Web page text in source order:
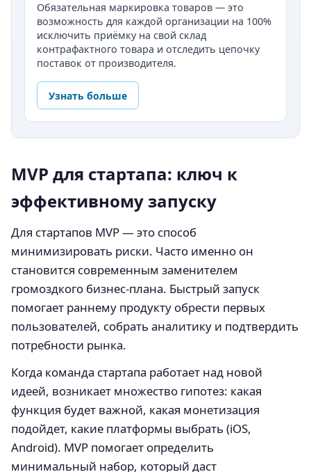
Обязательная маркировка товаров — это
возможность для каждой организации на 100%
исключить приёмку на свой склад
контрафактного товара и отследить цепочку
поставок от производителя.
Узнать больше
MVP для стартапа: ключ к
эффективному запуску
Для стартапов MVP — это способ
минимизировать риски. Часто именно он
становится современным заменителем
громоздкого бизнес-плана. Быстрый запуск
помогает раннему продукту обрести первых
пользователей, собрать аналитику и подтвердить
потребности рынка.
Когда команда стартапа работает над новой
идеей, возникает множество гипотез: какая
функция будет важной, какая монетизация
подойдет, какие платформы выбрать (iOS,
Android). MVP помогает определить
минимальный набор, который даст